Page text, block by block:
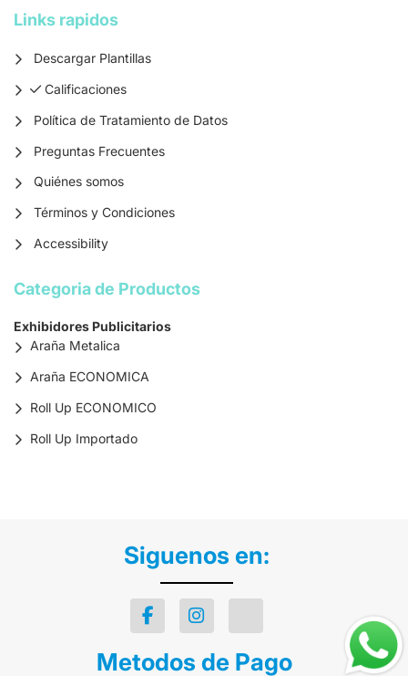
Links rapidos
Descargar Plantillas
Calificaciones
Calificaciones
Política de Tratamiento de Datos
Preguntas Frecuentes
Quiénes somos
Términos y Condiciones
Accessibility
Categoria de Productos
Exhibidores Publicitarios
Araña Metalica
Araña ECONOMICA
Roll Up ECONOMICO
Roll Up Importado
Siguenos en:
Metodos de Pago